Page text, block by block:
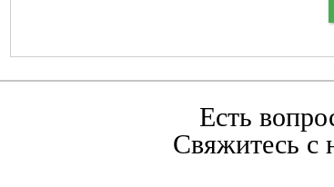
Есть
Свяжитесь с